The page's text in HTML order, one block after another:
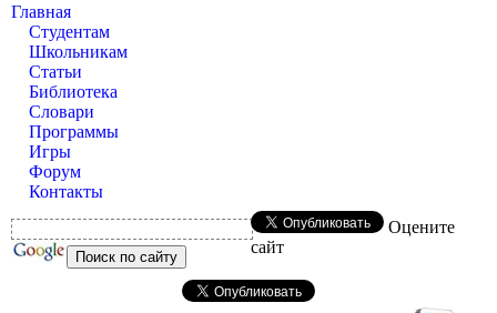
Главная
Студентам
Школьникам
Статьи
Библиотека
Словари
Программы
Игры
Форум
Контакты
Оцените
сайт